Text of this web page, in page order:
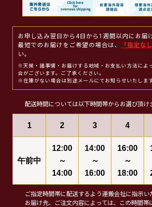
お申し込み翌日から4日から1週間以内にお届
最短でのお届けをご希望の場合は、
「指定なし
い。
※天候・諸事情・お届けする地域・お支払い方法によ
合がございます。ご了承ください。
※在庫がない場合は別途メールにてお知らせいたします
配送時間については以下時間帯からお選び頂け
1 2 3 4
午前中
12:00
～
14:00
14:00
～
16:00
16:00
～
18:00
ご指定時間帯に配送するよう運搬会社に指示い
お届け先、ご注文内容によっては、この時間帯